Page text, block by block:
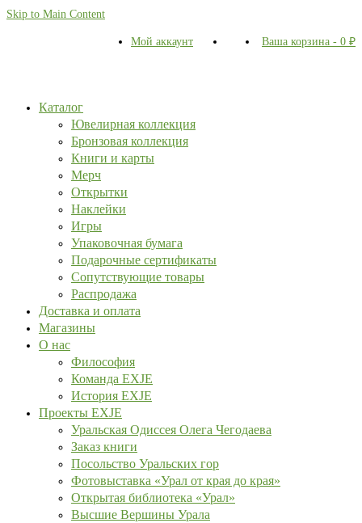
Skip to Main Content
Мой аккаунт Ваша корзина - 0 ₽
Каталог
Ювелирная коллекция
Бронзовая коллекция
Книги и карты
Мерч
Открытки
Наклейки
Игры
Упаковочная бумага
Подарочные сертификаты
Сопутствующие товары
Распродажа
Доставка и оплата
Магазины
О нас
Философия
Команда EXJE
История EXJE
Проекты EXJE
Уральская Одиссея Олега Чегодаева
Заказ книги
Посольство Уральских гор
Фотовыставка «Урал от края до края»
Открытая библиотека «Урал»
Высшие Вершины Урала